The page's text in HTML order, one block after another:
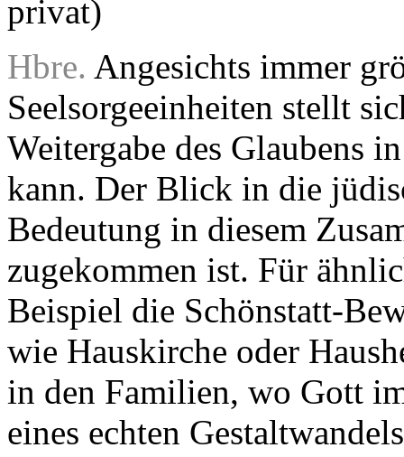
privat)
Hbre. Angesichts immer
Seelsorgeeinheiten stellt
Weitergabe des Glaubens
kann. Der Blick in die
Bedeutung in diesem
zugekommen ist. Für
Beispiel die Schönstatt-
wie Hauskirche oder
in den Familien, wo Gott
eines echten